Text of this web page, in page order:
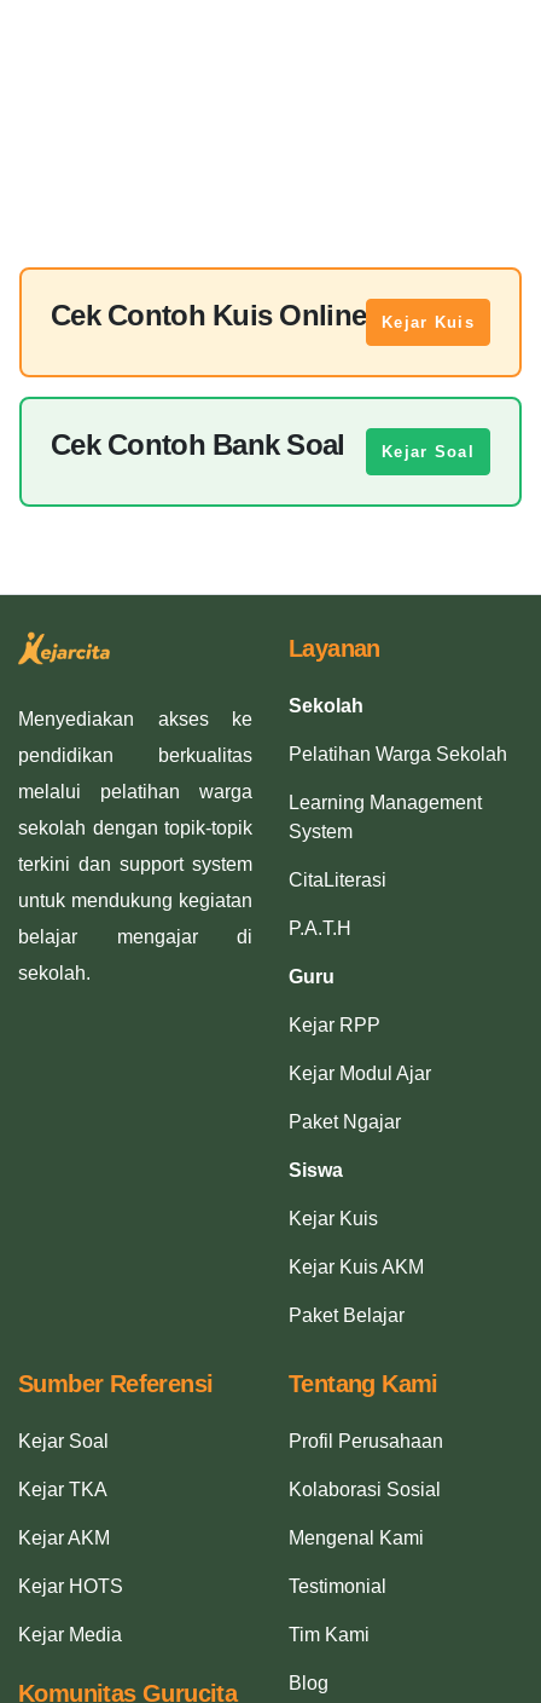
Cek Contoh Kuis Online Kejar Kuis
Cek Contoh Bank Soal Kejar Soal
Menyediakan akses ke
pendidikan berkualitas
melalui pelatihan warga
sekolah dengan topik-topik
terkini dan support system
untuk mendukung kegiatan
belajar mengajar di
sekolah.
Layanan
Sekolah
Pelatihan Warga Sekolah
Learning Management
System
CitaLiterasi
P.A.T.H
Guru
Kejar RPP
Kejar Modul Ajar
Paket Ngajar
Siswa
Kejar Kuis
Kejar Kuis AKM
Paket Belajar
Sumber Referensi
Kejar Soal
Kejar TKA
Kejar AKM
Kejar HOTS
Kejar Media
Komunitas Gurucita
Tentang Kami
Profil Perusahaan
Kolaborasi Sosial
Mengenal Kami
Testimonial
Tim Kami
Blog